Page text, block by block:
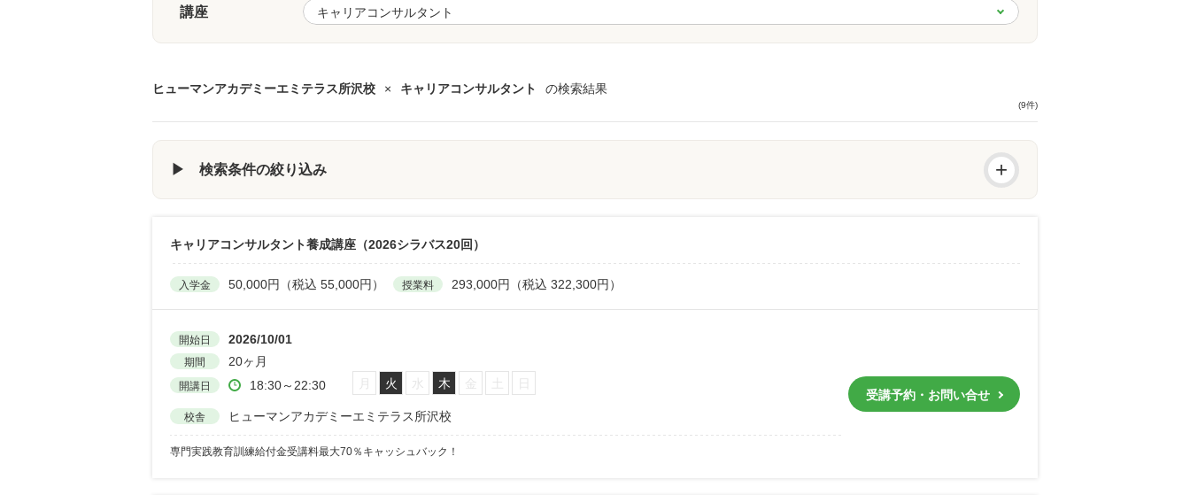
講座
ヒューマンアカデミーエミテラス所沢校 × キャリアコンサルタント の検索結果
(9件)
▶ 検索条件の絞り込み +
キャリアコンサルタント養成講座（2026シラバス20回）
入学金 50,000円（税込 55,000円） 授業料 293,000円（税込 322,300円）
開始日 2026/10/01
期間 20ヶ月
開講日 18:30～22:30 月 火 水 木 金 土 日
校舎 ヒューマンアカデミーエミテラス所沢校
専門実践教育訓練給付金受講料最大70％キャッシュバック！
受講予約・お問い合せ